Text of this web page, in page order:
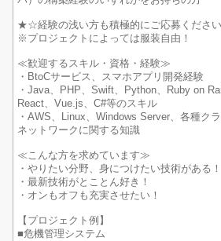
★☆経験の浅い方も積極的にご応募くださ
※プロジェクトによっては服装自由！
≪歓迎するスキル・資格・経験≫
・BtoCサービス、スマホアプリ開発経験
・Java、PHP、Swift、Python、Ruby on
React、Vue.js、C#等のスキル
・AWS、Linux、Windows Server、各種ク
ネットワークに関する知識
≪こんな方を求めています≫
・やりたい分野、身につけたい技術がある！
・最新技術がとことん好き！
・オンもオフも充実させたい！
【プロジェクト例】
■危機管理システム